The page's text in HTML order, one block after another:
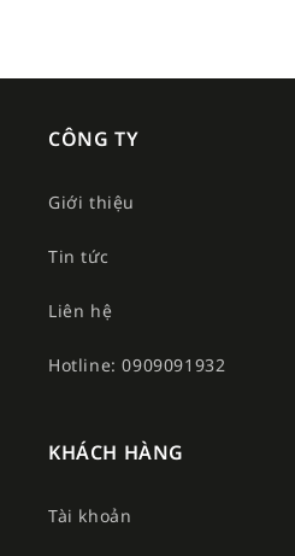
CÔNG TY
Giới thiệu
Tin tức
Liên hệ
Hotline: 0909091932
KHÁCH HÀNG
Tài khoản